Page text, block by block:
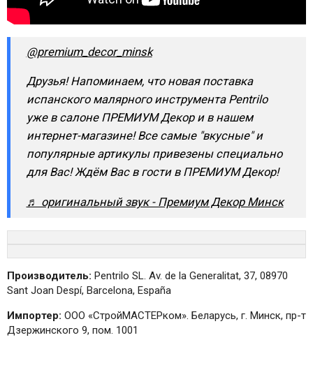
@premium_decor_minsk
Друзья! Напоминаем, что новая поставка
испанского малярного инструмента Pentrilo
уже в салоне ПРЕМИУМ Декор и в нашем
интернет-магазине! Все самые "вкусные" и
популярные артикулы привезены специально
для Вас! Ждём Вас в гости в ПРЕМИУМ Декор!
♬ оригинальный звук - Премиум Декор Минск
Производитель: Pentrilo SL. Av. de la Generalitat, 37, 08970
Sant Joan Despí, Barcelona, España
Импортер: ООО «СтройМАСТЕРком». Беларусь, г. Минск, пр-т
Дзержинского 9, пом. 1001